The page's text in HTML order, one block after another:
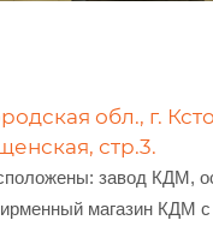
обл., г.
стр.3.
завод КДМ,
магазин КДМ